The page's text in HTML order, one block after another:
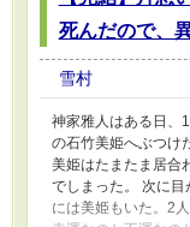
死んだので、
雪村
神家雅人はある日、
の石竹美姫へぶつけ
美姫はたまたま居合
でしまった。 次に
には美姫もいた。2